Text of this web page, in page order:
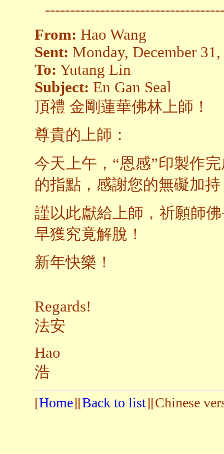
From: Hao Wang
Sent: Monday, December
To: Yutang Lin
Subject: En Gan Seal
頂禮 金剛蓮華佛林上師！
尊貴的上師：
今天上午，“恩感”印製作
的指點，感謝您的無礙加持
謹以此獻給上師，祈願師
早獲究竟解脫！
新年快樂！
Regards!
法安
Hao
浩
[Home][Back to list][Chinese